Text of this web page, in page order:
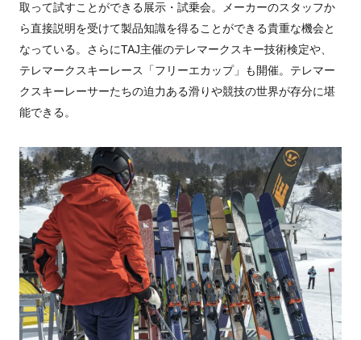
取って試すことができる展示・試乗会。メーカーのスタッフか
ら直接説明を受けて製品知識を得ることができる貴重な機会と
なっている。さらにTAJ主催のテレマークスキー技術検定や、
テレマークスキーレース「フリーエカップ」も開催。テレマー
クスキーレーサーたちの迫力ある滑りや競技の世界が存分に堪
能できる。